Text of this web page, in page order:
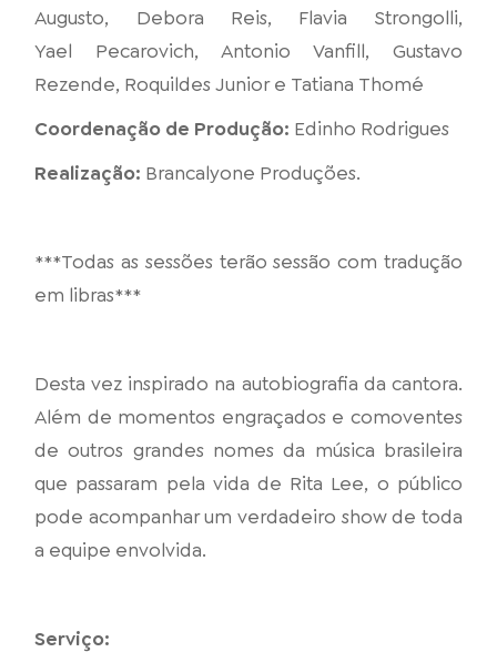
Augusto, Debora Reis, Flavia Strongolli,
Yael Pecarovich, Antonio Vanfill, Gustavo
Rezende, Roquildes Junior e Tatiana Thomé
Coordenação de Produção: Edinho Rodrigues
Realização: Brancalyone Produções.
***Todas as sessões terão sessão com tradução
em libras***
Desta vez inspirado na autobiografia da cantora.
Além de momentos engraçados e comoventes
de outros grandes nomes da música brasileira
que passaram pela vida de Rita Lee, o público
pode acompanhar um verdadeiro show de toda
a equipe envolvida.
Serviço: